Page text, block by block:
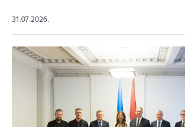
31.07.2026.